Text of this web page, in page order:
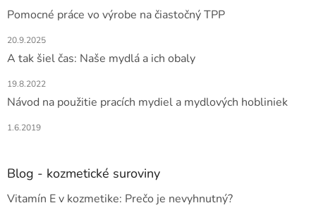
Pomocné práce vo výrobe na čiastočný TPP
20.9.2025
A tak šiel čas: Naše mydlá a ich obaly
19.8.2022
Návod na použitie pracích mydiel a mydlových hobliniek
1.6.2019
Blog - kozmetické suroviny
Vitamín E v kozmetike: Prečo je nevyhnutný?